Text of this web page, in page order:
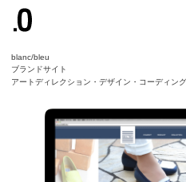
blanc/bleu
ブランドサイト
アートディレクション・デザイン・コーディング